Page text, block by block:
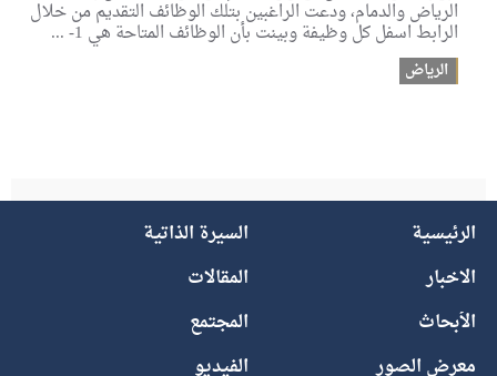
الرياض والدمام، ودعت الراغبين بتلك الوظائف التقديم من خلال
الرابط اسفل كل وظيفة وبينت بأن الوظائف المتاحة هي 1- ...
الرياض
الرئيسية
السيرة الذاتية
الاخبار
المقالات
الأبحاث
المجتمع
معرض الصور
الفيديو